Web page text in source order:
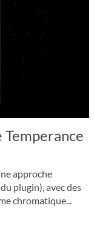
approche
plugin), avec des
chromatique...